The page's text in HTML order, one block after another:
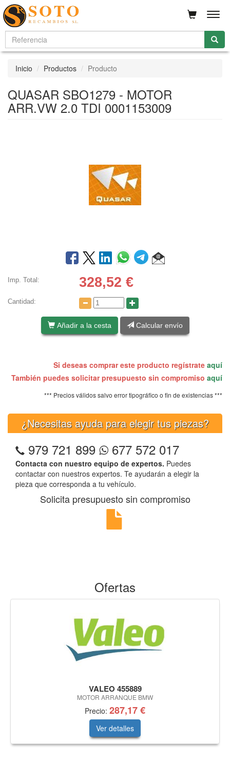
Inicio Productos Producto
QUASAR SBO1279 - MOTOR
ARR.VW 2.0 TDI 0001153009
Imp. Total: 328,52 €
Cantidad:
Añadir a la cesta Calcular envío
Si deseas comprar este producto regístrate aquí
También puedes solicitar presupuesto sin compromiso aquí
*** Precios válidos salvo error tipográfico o fin de existencias ***
¿Necesitas ayuda para elegir tus piezas?
979 721 899 677 572 017
Contacta con nuestro equipo de expertos. Puedes
contactar con nuestros expertos. Te ayudarán a elegir la
pieza que corresponda a tu vehículo.
Solicita presupuesto sin compromiso
Ofertas
VALEO 455889
MOTOR ARRANQUE BMW
Precio: 287,17 €
Ver detalles